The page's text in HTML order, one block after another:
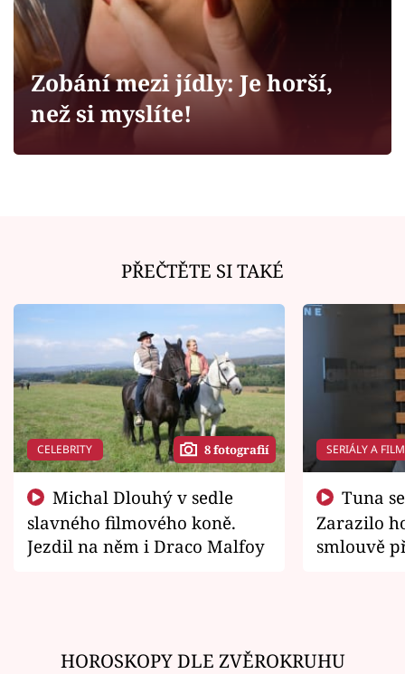
Sledujte prima+
Filmový festival Karlovy Vary
Sledujte nás
Zobání mezi jídly: Je horší,
než si myslíte!
PŘEČTĚTE SI TAKÉ
CELEBRITY 8 fotografií
slavného filmového koně.
Jezdil na něm i Draco Malfoy
SERIÁLY A
Zarazilo
smlouvě
HOROSKOPY DLE ZVĚROKRUHU